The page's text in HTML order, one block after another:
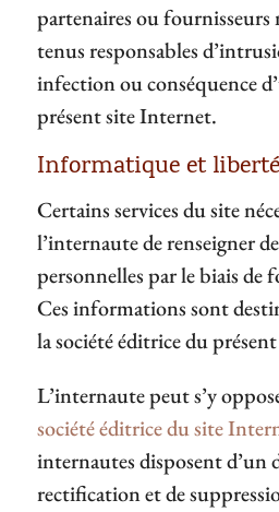
partenaires ou
tenus responsables
infection ou conséquence
présent site Internet.
Informatique et
Certains services du site
l’internaute de renseigner
personnelles par le biais de
Ces informations sont
la société éditrice du
L’internaute peut s’y
société éditrice du site
internautes disposent d’un
rectification et de